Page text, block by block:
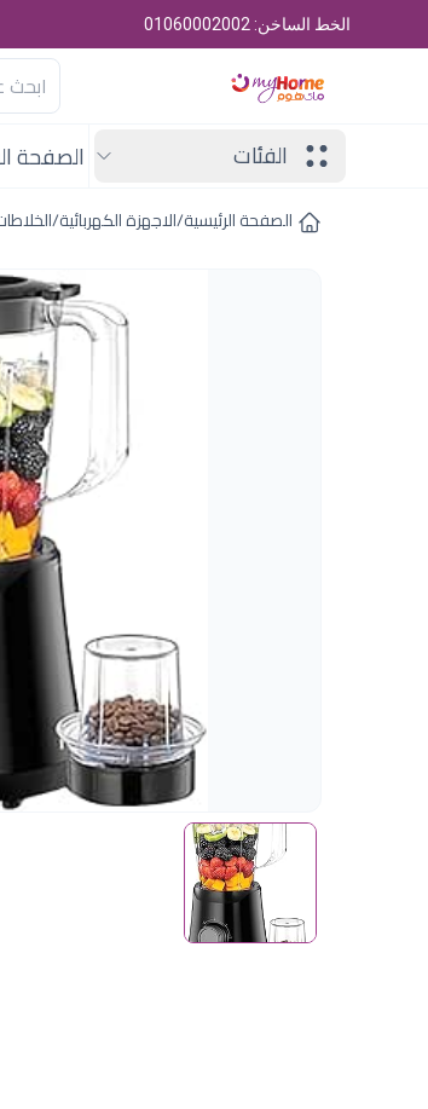
الخط الساخن: 01060002002
الفئات الصفحة
الصفحة الرئيسية/الاجهزة الكهربائية/